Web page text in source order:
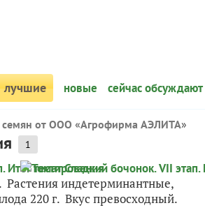
лучшие новые сейчас обсуждают
семян от ООО «Агрофирма АЭЛИТА»
1
Растения индетерминантные,
220 г. Вкус превосходный.